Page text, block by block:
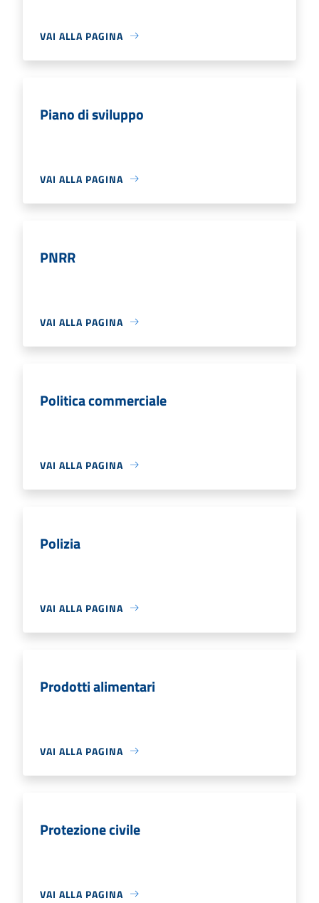
VAI ALLA PAGINA
Piano di sviluppo
VAI ALLA PAGINA
PNRR
VAI ALLA PAGINA
Politica commerciale
VAI ALLA PAGINA
Polizia
VAI ALLA PAGINA
Prodotti alimentari
VAI ALLA PAGINA
Protezione civile
VAI ALLA PAGINA